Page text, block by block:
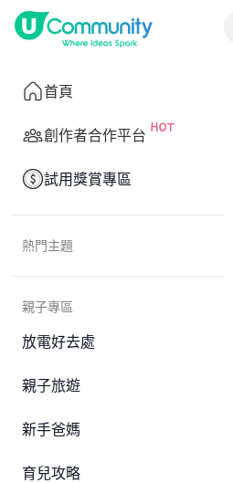
首頁
創作者合作平台
試用獎賞專區
熱門主題
親子專區
放電好去處
親子旅遊
新手爸媽
育兒攻略